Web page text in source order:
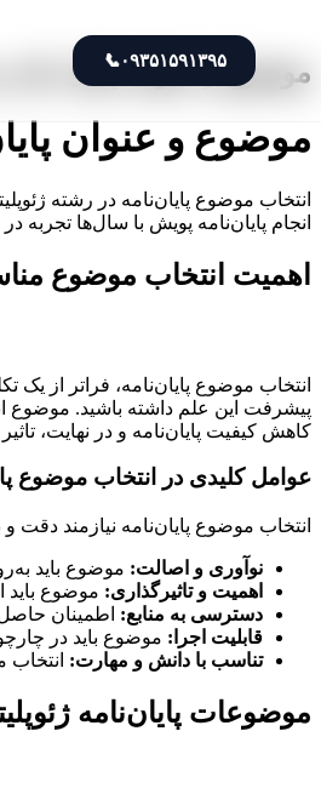
۰۹۳۵۱۵۹۱۳۹۵📞
موضوع و عنوان پایان
موضوع و عنوان
انتخاب موضوع پایان‌نامه در رشته
انجام پایان‌نامه پویش با سال‌ها
اهمیت انتخاب موضوع
انتخاب موضوع پایان‌نامه، فراتر از
پیشرفت این علم داشته باشید. موضوع
کاهش کیفیت پایان‌نامه و در نهایت،
عوامل کلیدی در انتخاب موضوع
انتخاب موضوع پایان‌نامه نیازمند
نوآوری و اصالت: موضوع باید
اهمیت و تاثیرگذاری: موضوع باید
دسترسی به منابع: اطمینان
قابلیت اجرا: موضوع باید در
تناسب با دانش و مهارت:
موضوعات پایان‌نامه